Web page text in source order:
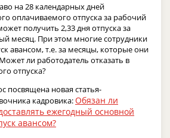
на 28 календарных дней
оплачиваемого отпуска за рабочий
получить 2,33 дня отпуска за
месяц. При этом многие сотрудники
авансом, т.е. за месяцы, которые они
ли работодатель отказать в
отпуска?
посвящена новая статья-
кадровика:Обязан ли
ежегодный основной
авансом?